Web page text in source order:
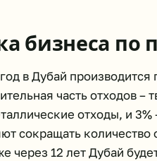
бизнеса по
в Дубай
часть отходов –
отходы, и
сокращать количество
через 12 лет Дубай